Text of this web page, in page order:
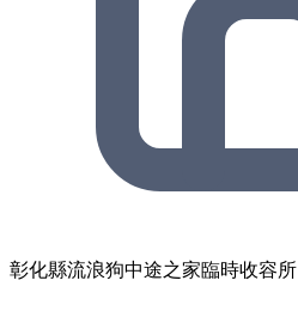
彰化縣流浪狗中途之家臨時收容所